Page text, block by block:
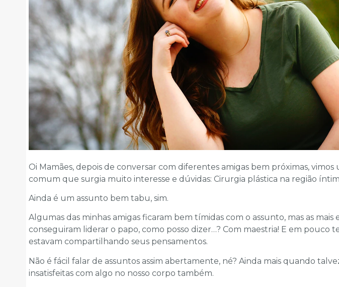
Oi Mamães, depois de conversar com diferentes amigas bem próximas, vimos
comum que surgia muito interesse e dúvidas: Cirurgia plástica na região
Ainda é um assunto bem tabu, sim.
Algumas das minhas amigas ficaram bem tímidas com o assunto, mas as mais
conseguiram liderar o papo, como posso dizer…? Com maestria! E em pouco
estavam compartilhando seus pensamentos.
Não é fácil falar de assuntos assim abertamente, né? Ainda mais quando
insatisfeitas com algo no nosso corpo também.